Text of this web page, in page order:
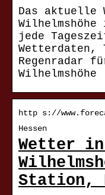
Das aktuelle
jede
Wetterdaten,
Regenradar
Wilhelmshöhe
http s://
Hessen
Wetter
Station,